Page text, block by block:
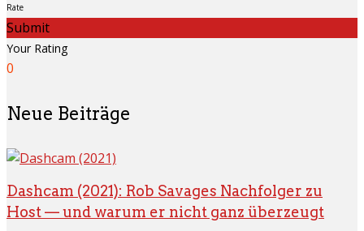
Rate
Submit
Your Rating
0
Neue Beiträge
Dashcam (2021): Rob Savages Nachfolger zu
Host — und warum er nicht ganz überzeugt